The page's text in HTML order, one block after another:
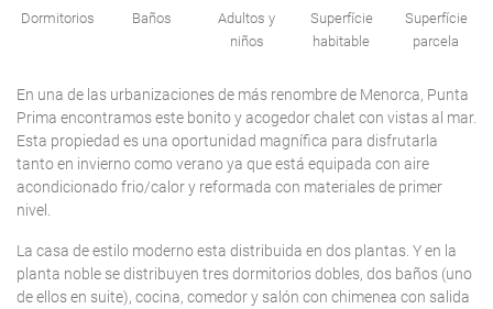
Dormitorios Baños
Adultos y
niños
Superfície
habitable
Superfície
parcela
En una de las urbanizaciones de más renombre de Menorca, Punta
Prima encontramos este bonito y acogedor chalet con vistas al mar.
Esta propiedad es una oportunidad magnífica para disfrutarla
tanto en invierno como verano ya que está equipada con aire
acondicionado frio/calor y reformada con materiales de primer
nivel.
La casa de estilo moderno esta distribuida en dos plantas. Y en la
planta noble se distribuyen tres dormitorios dobles, dos baños (uno
de ellos en suite), cocina, comedor y salón con chimenea con salida